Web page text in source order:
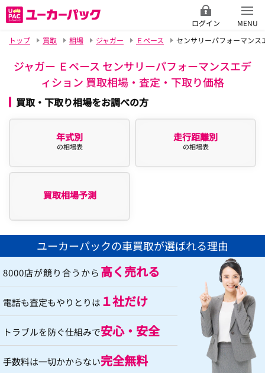
ログイン
MENU
トップ
買取 相場 ジャガー Ｅペース センサリーパフォーマンス
ジャガー Ｅペース センサリーパフォーマンスエデ
ィション 買取相場・査定・下取り価格
買取・下取り相場をお調べの方
年式別
の相場表
走行距離別
の相場表
買取相場予測
ユーカーパックの車買取が選ばれる理由
8000店が競り合うから 高く売れる
電話も査定もやりとりは １社だけ
トラブルを防ぐ仕組みで安心・安全
手数料は一切かからない完全無料